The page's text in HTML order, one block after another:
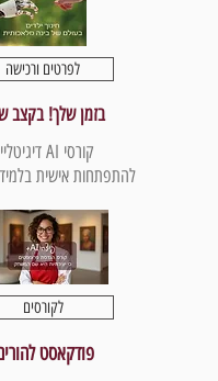
לפרטים ורכישה
בזמן שלך! בקצב
קורסי AI דיגיטליים
להתפתחות אישית
לקורסים
פודקאסט